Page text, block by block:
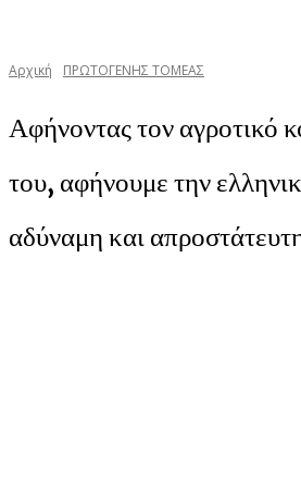
Αρχική ΠΡΩΤΟΓΕΝΗΣ ΤΟΜΕΑΣ
Αφήνοντας τον αγροτικό
του, αφήνουμε την
αδύναμη και